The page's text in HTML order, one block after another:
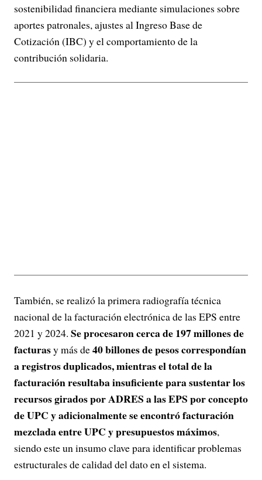
sostenibilidad financiera mediante simulaciones sobre
aportes patronales, ajustes al Ingreso Base de
Cotización (IBC) y el comportamiento de la
contribución solidaria.
También, se realizó la primera radiografía técnica
nacional de la facturación electrónica de las EPS entre
2021 y 2024. Se procesaron cerca de 197 millones de
facturasy más de40 billones de pesos correspondían
a registros duplicados, mientras el total de la
facturación resultaba insuficiente para sustentar los
recursos girados por ADRES a las EPS por concepto
de UPC y adicionalmente se encontró facturación
mezclada entre UPC y presupuestos máximos,
siendo este un insumo clave para identificar problemas
estructurales de calidad del dato en el sistema.